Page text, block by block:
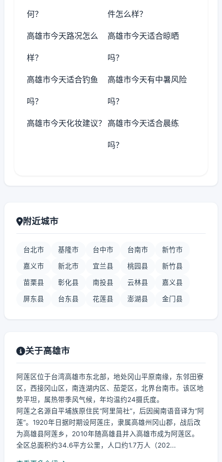
何？ 件怎么样？
高雄市今天路况怎么
样？
高雄市今天适合晾晒
吗？
高雄市今天适合钓鱼
吗？
高雄市今天有中暑风险
吗？
高雄市今天化妆建议？ 高雄市今天适合晨练
吗？
附近城市
台北市 基隆市 台中市 台南市 新竹市
嘉义市 新北市 宜兰县 桃园县 新竹县
苗栗县 彰化县 南投县 云林县 嘉义县
屏东县 台东县 花莲县 澎湖县 金门县
关于高雄市
阿莲区位于台湾高雄市东北部，地处冈山平原南缘，东邻田寮
区，西接冈山区，南连湖内区、茄萣区，北界台南市。该区地
势平坦，属热带季风气候，年均温约24摄氏度。
阿莲之名源自平埔族原住民“阿里简社”，后因闽南语音译为“阿
莲”。1920年日据时期设阿莲庄，隶属高雄州冈山郡，战后改
为高雄县阿莲乡，2010年随高雄县并入高雄市成为阿莲区。
全区总面积约34.6平方公里，人口约1.7万人（202...